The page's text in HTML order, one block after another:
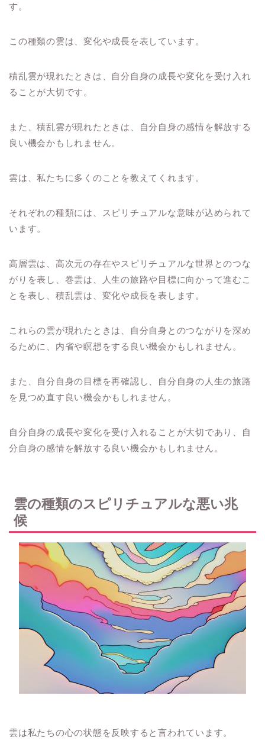
す。
この種類の雲は、変化や成長を表しています。
積乱雲が現れたときは、自分自身の成長や変化を受け入れ
ることが大切です。
また、積乱雲が現れたときは、自分自身の感情を解放する
良い機会かもしれません。
雲は、私たちに多くのことを教えてくれます。
それぞれの種類には、スピリチュアルな意味が込められて
います。
高層雲は、高次元の存在やスピリチュアルな世界とのつな
がりを表し、巻雲は、人生の旅路や目標に向かって進むこ
とを表し、積乱雲は、変化や成長を表します。
これらの雲が現れたときは、自分自身とのつながりを深め
るために、内省や瞑想をする良い機会かもしれません。
また、自分自身の目標を再確認し、自分自身の人生の旅路
を見つめ直す良い機会かもしれません。
自分自身の成長や変化を受け入れることが大切であり、自
分自身の感情を解放する良い機会かもしれません。
雲の種類のスピリチュアルな悪い兆
候
雲は私たちの心の状態を反映すると言われています。